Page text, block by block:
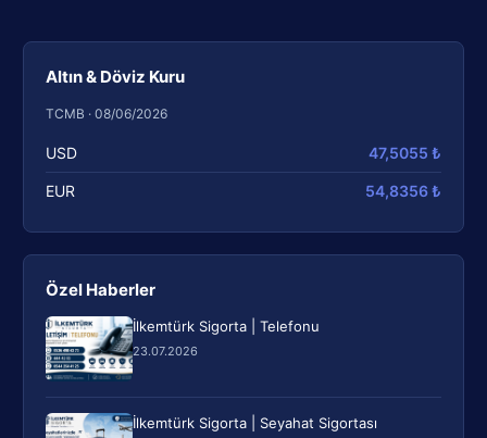
Altın & Döviz Kuru
TCMB · 08/06/2026
USD 47,5055 ₺
EUR 54,8356 ₺
Özel Haberler
İlkemtürk Sigorta | Telefonu
23.07.2026
İlkemtürk Sigorta | Seyahat Sigortası